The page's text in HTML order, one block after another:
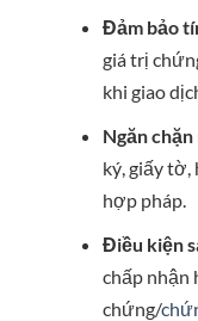
Đảm bảo
giá trị
khi giao
Ngăn
ký, giấy tờ,
hợp pháp.
Điều kiện
chấp nhận
chứng/